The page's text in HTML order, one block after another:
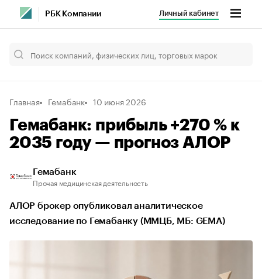
РБК Компании Личный кабинет
Главная Гемабанк 10 июня 2026
Гемабанк: прибыль +270 % к
2035 году — прогноз АЛОР
Гемабанк
Прочая медицинская деятельность
АЛОР брокер опубликовал аналитическое
исследование по Гемабанку (ММЦБ, МБ: GEMA)